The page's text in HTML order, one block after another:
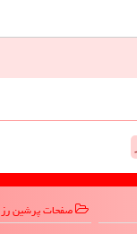
صفحات پرشین رز